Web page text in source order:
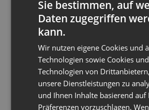
News an“ —> „Noch heute
„Holen Sie sich Ihr kostenloses
Schreiben von
„Konversionen sofort steigern“.
Sie bestimmen, auf
Daten zugegriffen
kann.
Wir nutzen eigene Cookies und
Technologien sowie Cookies
Technologien von
unsere Dienstleistungen zu
und Ihnen Inhalte basierend auf
Präferenzen vorzuschlagen.